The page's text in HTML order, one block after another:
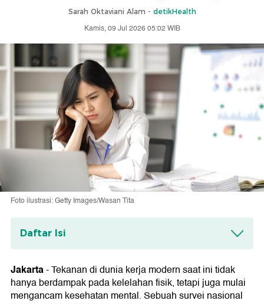
Sarah Oktaviani Alam - detikHealth
Kamis, 09 Jul 2026 05:02 WIB
Foto ilustrasi: Getty Images/Wasan Tita
Daftar Isi
Teknostres Jadi Ancaman Baru Buat Pekerja
Jakarta-Tekanan di dunia kerja modern saat ini tidak
hanya berdampak pada kelelahan fisik, tetapi juga mulai
mengancam kesehatan mental. Sebuah survei nasional